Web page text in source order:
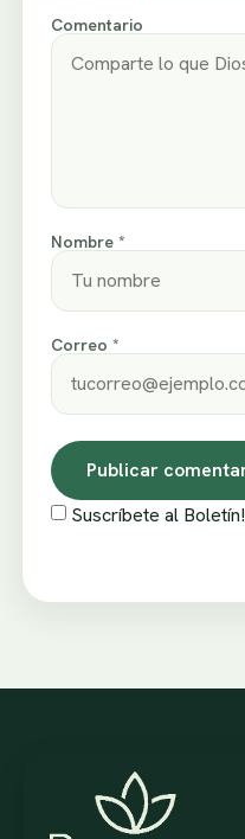
Comentario
Nombre *
Correo *
Suscríbete al Boletín!